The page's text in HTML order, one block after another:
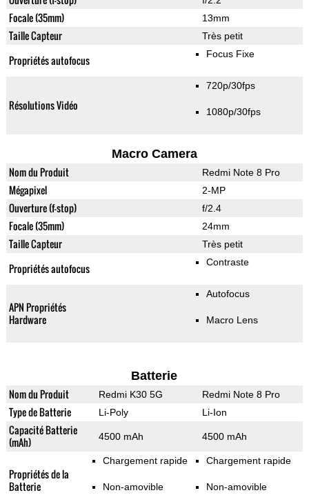
Focale (35mm) 13mm
Taille Capteur Très petit
Propriétés autofocus Focus Fixe
Résolutions Vidéo
720p/30fps
1080p/30fps
Macro Camera
Nom du Produit Redmi Note 8 Pro
Mégapixel 2-MP
Ouverture (f-stop) f/2.4
Focale (35mm) 24mm
Taille Capteur Très petit
Propriétés autofocus Contraste
APN Propriétés
Hardware
Autofocus
Macro Lens
Batterie
Nom du Produit Redmi K30 5G Redmi Note 8 Pro
Type de Batterie Li-Poly Li-Ion
Capacité Batterie
(mAh)
4500 mAh 4500 mAh
Propriétés de la
Batterie
Chargement rapide
Non-amovible
Chargement rapide
Non-amovible